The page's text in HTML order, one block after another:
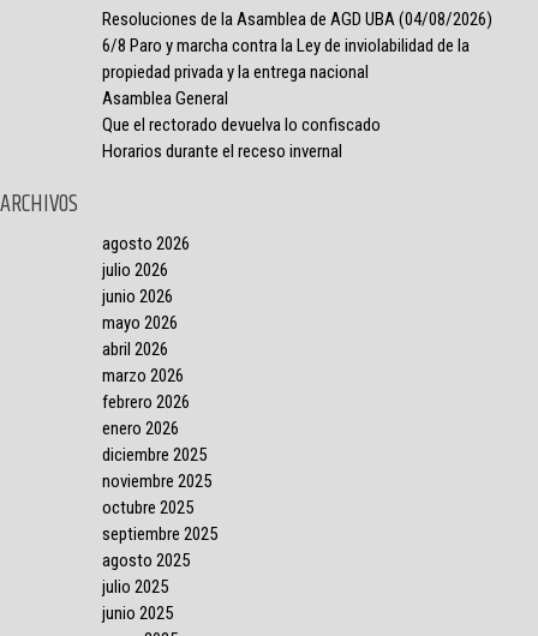
Resoluciones de la Asamblea de AGD UBA (04/08/2026)
6/8 Paro y marcha contra la Ley de inviolabilidad de la
propiedad privada y la entrega nacional
Asamblea General
Que el rectorado devuelva lo confiscado
Horarios durante el receso invernal
ARCHIVOS
agosto 2026
julio 2026
junio 2026
mayo 2026
abril 2026
marzo 2026
febrero 2026
enero 2026
diciembre 2025
noviembre 2025
octubre 2025
septiembre 2025
agosto 2025
julio 2025
junio 2025